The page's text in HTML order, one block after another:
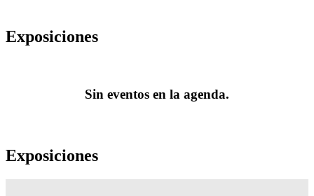
Exposiciones
Sin eventos en la agenda.
Exposiciones